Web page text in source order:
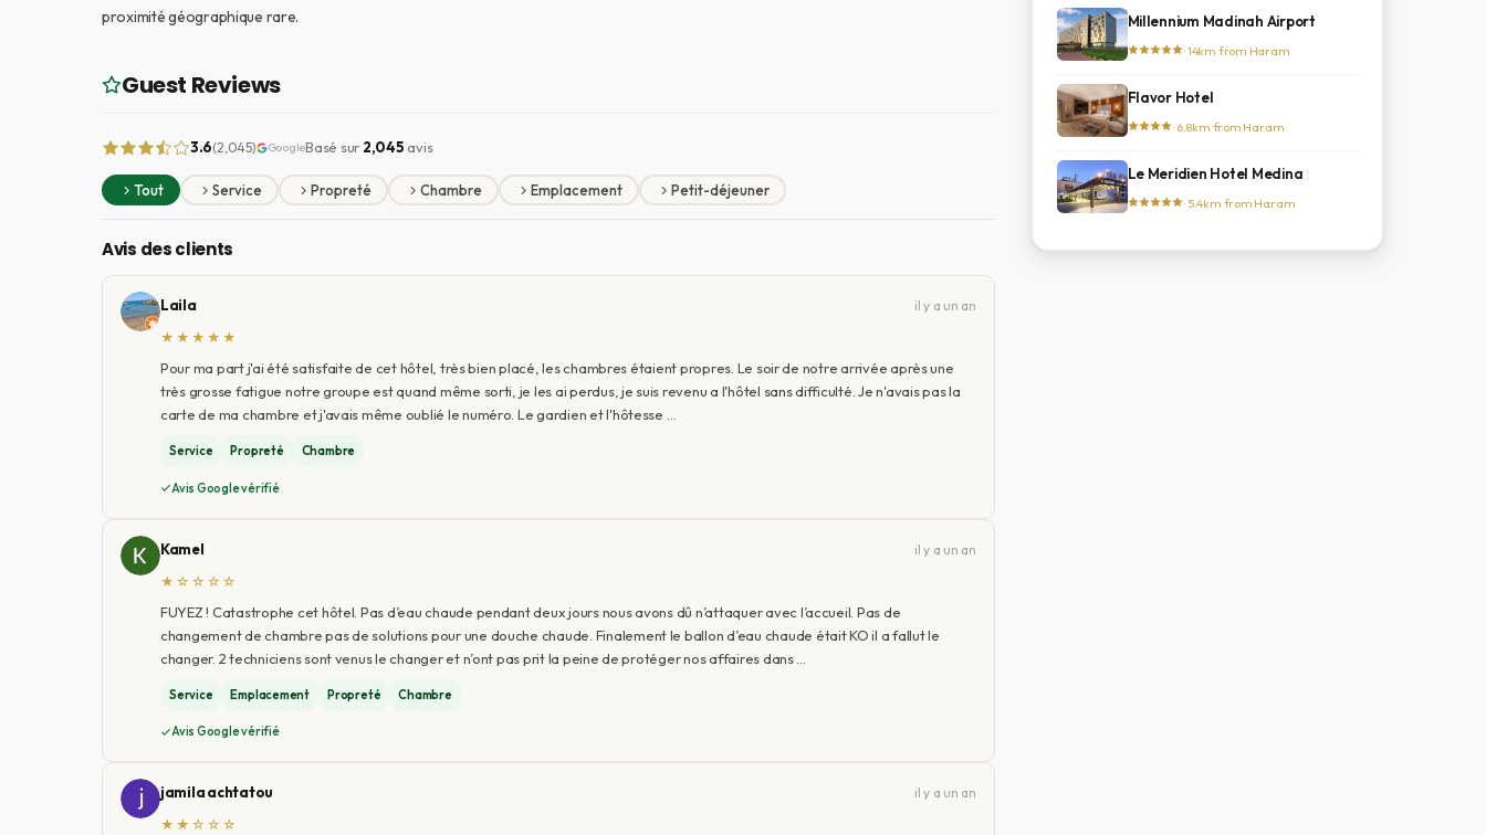
proximité géographique rare.
Guest Reviews
3.6(2,045) GoogleBasé sur 2,045 avis
Tout Service Propreté Chambre Emplacement Petit-déjeuner
Avis des clients
Laila
il y a un an
★★★★★
Pour ma part j'ai été satisfaite de cet hôtel, très bien placé, les chambres étaient propres. Le soir de notre arrivée après une
très grosse fatigue notre groupe est quand même sorti, je les ai perdus, je suis revenu a l'hôtel sans difficulté. Je n'avais pas la
carte de ma chambre et j'avais même oublié le numéro. Le gardien et l'hôtesse …
Service Propreté Chambre
Avis Google vérifié
Kamel
il y a un an
★☆☆☆☆
FUYEZ ! Catastrophe cet hôtel. Pas d’eau chaude pendant deux jours nous avons dû n’attaquer avec l’accueil. Pas de
changement de chambre pas de solutions pour une douche chaude. Finalement le ballon d’eau chaude était KO il a fallut le
changer. 2 techniciens sont venus le changer et n’ont pas prit la peine de protéger nos affaires dans …
Service Emplacement Propreté Chambre
Avis Google vérifié
jamila achtatou
il y a un an
★★☆☆☆
Millennium Madinah Airport
· 14km from Haram
Flavor Hotel
· 6.8km from Haram
Le Meridien Hotel Medina
· 5.4km from Haram